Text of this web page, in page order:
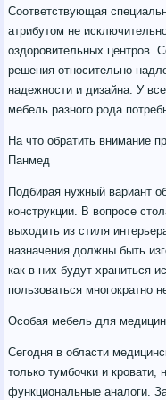
Соответствующая
атрибутом не
оздоровительных центров.
решения относительно
надежности и дизайна. У
мебель разного рода
На что обратить внимание
Панмед
Подбирая нужный вариант
конструкции. В вопросе
выходить из стиля
назначения должны быть
как в них будут храниться
пользоваться многократно
Особая мебель для
Сегодня в области
только тумбочки и кровати,
функциональные аналоги.